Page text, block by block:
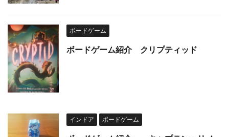
ボードゲーム
ボードゲーム紹介 クリプティッド
インドア ボードゲーム